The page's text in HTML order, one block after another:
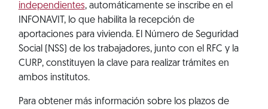
independientes, automáticamente se inscribe en el
INFONAVIT, lo que habilita la recepción de
aportaciones para vivienda. El Número de Seguridad
Social (NSS) de los trabajadores, junto con el RFC y la
CURP, constituyen la clave para realizar trámites en
ambos institutos.
Para obtener más información sobre los plazos de